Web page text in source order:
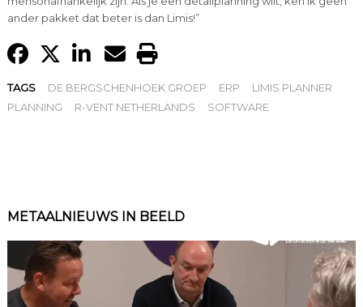
ander pakket dat beter is dan Limis!”
TAGS DE BERGSCHENHOEK GROEP ERP
LIMIS PLANNER
PLANNING
R-VENT NETHERLANDS SOFTWARE
METAALNIEUWS IN BEELD